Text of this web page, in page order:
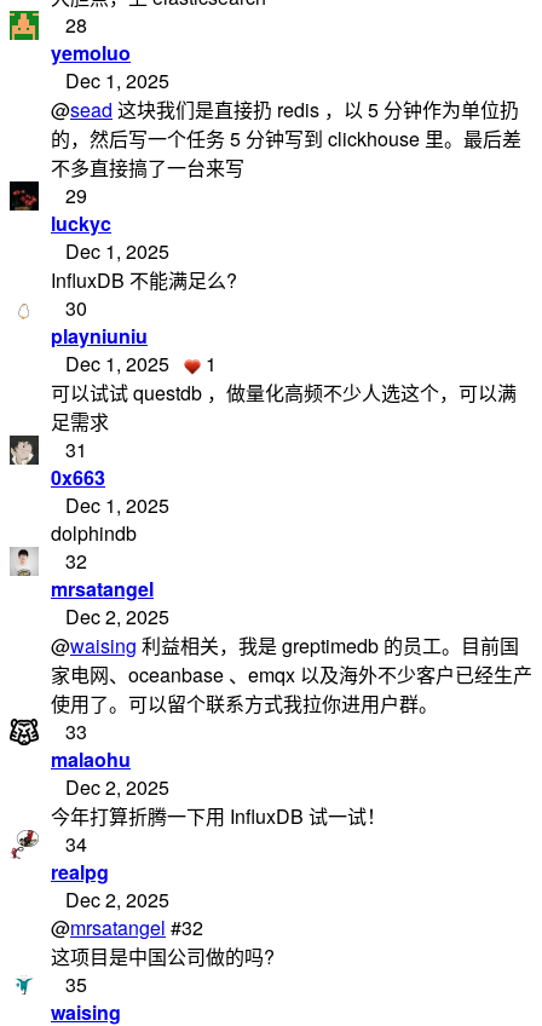
28
yemoluo
Dec 1, 2025
@sead 这块我们是直接扔 redis ，以 5 分钟作为单位扔
的，然后写一个任务 5 分钟写到 clickhouse 里。最后差
不多直接搞了一台来写
29
luckyc
Dec 1, 2025
InfluxDB 不能满足么?
30
playniuniu
Dec 1, 2025
1
可以试试 questdb ，做量化高频不少人选这个，可以满
足需求
31
0x663
Dec 1, 2025
dolphindb
32
mrsatangel
Dec 2, 2025
@waising 利益相关，我是 greptimedb 的员工。目前国
家电网、oceanbase 、emqx 以及海外不少客户已经生产
使用了。可以留个联系方式我拉你进用户群。
33
malaohu
Dec 2, 2025
今年打算折腾一下用 InfluxDB 试一试！
34
realpg
Dec 2, 2025
@mrsatangel #32
这项目是中国公司做的吗?
35
waising